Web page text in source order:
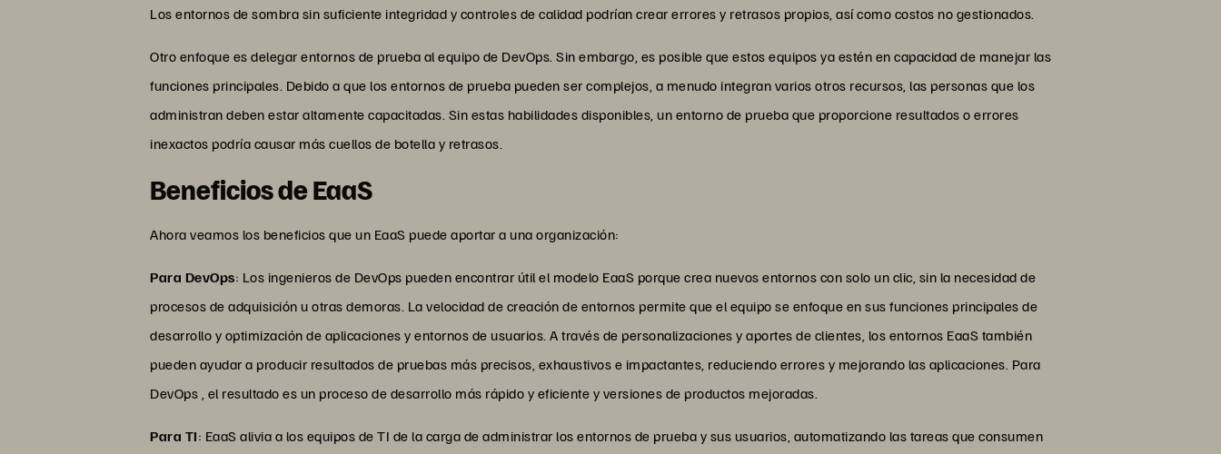
Los entornos de sombra sin suficiente integridad y controles de calidad podrían crear errores y retrasos propios, así como costos no gestionados.
Otro enfoque es delegar entornos de prueba al equipo de DevOps. Sin embargo, es posible que estos equipos ya estén en capacidad de manejar las
funciones principales. Debido a que los entornos de prueba pueden ser complejos, a menudo integran varios otros recursos, las personas que los
administran deben estar altamente capacitadas. Sin estas habilidades disponibles, un entorno de prueba que proporcione resultados o errores
inexactos podría causar más cuellos de botella y retrasos.
Beneficios de EaaS
Ahora veamos los beneficios que un EaaS puede aportar a una organización:
Para DevOps: Los ingenieros de DevOps pueden encontrar útil el modelo EaaS porque crea nuevos entornos con solo un clic, sin la necesidad de
procesos de adquisición u otras demoras. La velocidad de creación de entornos permite que el equipo se enfoque en sus funciones principales de
desarrollo y optimización de aplicaciones y entornos de usuarios. A través de personalizaciones y aportes de clientes, los entornos EaaS también
pueden ayudar a producir resultados de pruebas más precisos, exhaustivos e impactantes, reduciendo errores y mejorando las aplicaciones. Para
DevOps , el resultado es un proceso de desarrollo más rápido y eficiente y versiones de productos mejoradas.
Para TI: EaaS alivia a los equipos de TI de la carga de administrar los entornos de prueba y sus usuarios, automatizando las tareas que consumen